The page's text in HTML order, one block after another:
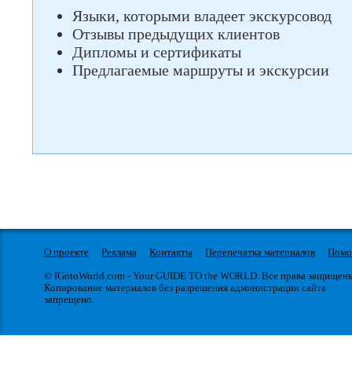
Языки, которыми владеет экскурсовод
Отзывы предыдущих клиентов
Дипломы и сертификаты
Предлагаемые маршруты и экскурсии
О проекте Реклама Контакты Перепечатка материалов
© IGotoWorld.com - Your GUIDE TO the WORLD. Все права
Копирование материалов без разрешения администрации сайта
запрещено.